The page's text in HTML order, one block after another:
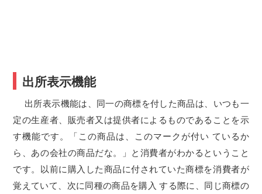
出所表示機能
出所表示機能は、同一の商標を付した商品は、いつも一
定の生産者、販売者又は提供者によるものであることを示
す機能です。「この商品は、このマークが付い ているか
ら、あの会社の商品だな。」と消費者がわかるということ
です。以前に購入した商品に付されていた商標を消費者が
覚えていて、次に同種の商品を購入 する際に、同じ商標の